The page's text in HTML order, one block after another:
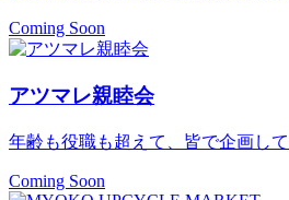
Coming Soon
アツマレ親睦会
年齢も役職も超えて、皆で企画し
Coming Soon